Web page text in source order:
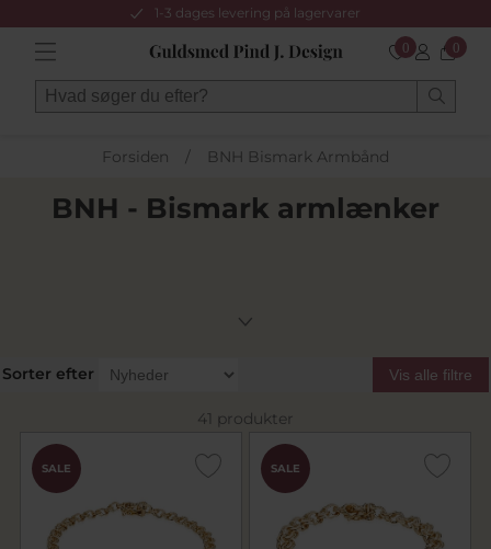
1-3 dages levering på lagervarer
0 0
Forsiden / BNH Bismark Armbånd
BNH - Bismark armlænker
Sorter efter Vis alle filtre
41 produkter
SALE SALE